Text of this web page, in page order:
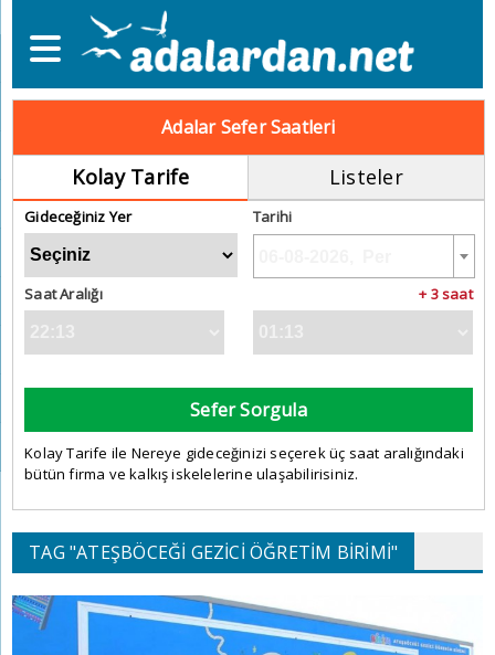
Adalar Sefer Saatleri
Kolay Tarife Listeler
Gideceğiniz Yer Tarihi
Saat Aralığı + 3 saat
Sefer Sorgula
Kolay Tarife ile Nereye gideceğinizi seçerek üç saat aralığındaki
bütün firma ve kalkış iskelelerine ulaşabilirisiniz.
TAG "ATEŞBÖCEĞI GEZICI ÖĞRETIM BIRIMI"